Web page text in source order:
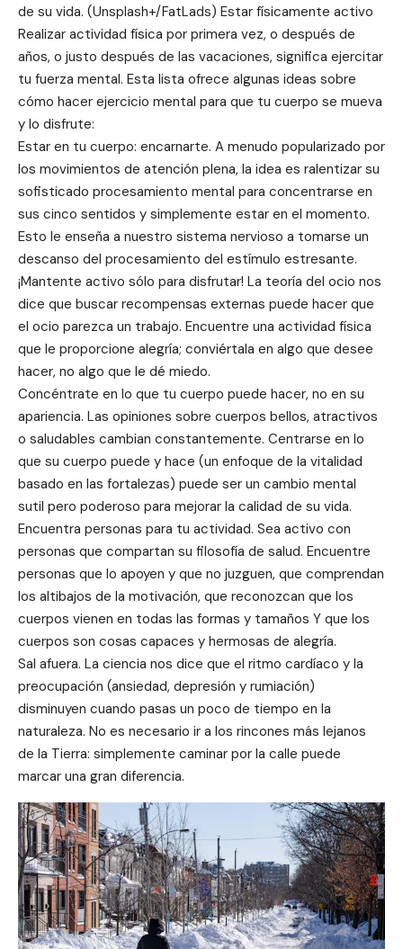
de su vida. (Unsplash+/FatLads) Estar físicamente activo
Realizar actividad física por primera vez, o después de
años, o justo después de las vacaciones, significa ejercitar
tu fuerza mental. Esta lista ofrece algunas ideas sobre
cómo hacer ejercicio mental para que tu cuerpo se mueva
y lo disfrute:
Estar en tu cuerpo: encarnarte. A menudo popularizado por
los movimientos de atención plena, la idea es ralentizar su
sofisticado procesamiento mental para concentrarse en
sus cinco sentidos y simplemente estar en el momento.
Esto le enseña a nuestro sistema nervioso a tomarse un
descanso del procesamiento del estímulo estresante.
¡Mantente activo sólo para disfrutar! La teoría del ocio nos
dice que buscar recompensas externas puede hacer que
el ocio parezca un trabajo. Encuentre una actividad física
que le proporcione alegría; conviértala en algo que desee
hacer, no algo que le dé miedo.
Concéntrate en lo que tu cuerpo puede hacer, no en su
apariencia. Las opiniones sobre cuerpos bellos, atractivos
o saludables cambian constantemente. Centrarse en lo
que su cuerpo puede y hace (un enfoque de la vitalidad
basado en las fortalezas) puede ser un cambio mental
sutil pero poderoso para mejorar la calidad de su vida.
Encuentra personas para tu actividad. Sea activo con
personas que compartan su filosofía de salud. Encuentre
personas que lo apoyen y que no juzguen, que comprendan
los altibajos de la motivación, que reconozcan que los
cuerpos vienen en todas las formas y tamaños Y que los
cuerpos son cosas capaces y hermosas de alegría.
Sal afuera. La ciencia nos dice que el ritmo cardíaco y la
preocupación (ansiedad, depresión y rumiación)
disminuyen cuando pasas un poco de tiempo en la
naturaleza. No es necesario ir a los rincones más lejanos
de la Tierra: simplemente caminar por la calle puede
marcar una gran diferencia.